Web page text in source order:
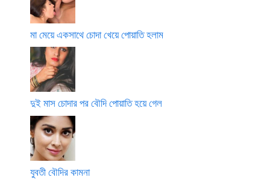
মা মেয়ে একসাথে চোদা খেয়ে পোয়াতি হলাম
দুই মাস চোদার পর বৌদি পোয়াতি হয়ে গেল
যুবতী বৌদির কামনা